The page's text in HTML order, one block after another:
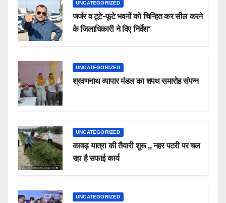
UNCATEGORIZED
जर्जर व टूटे-फूटे भवनों को चिन्हित कर सील करने
के जिलाधिकारी ने दिए निर्देश*
UNCATEGORIZED
श्रवणनाथ व्यापार मंडल का शपथ समारोह संपन्न
UNCATEGORIZED
कावड़ यात्रा की तैयारी शुरू ,, नहर पटरी पर चल
रहा है सफाई कार्य
UNCATEGORIZED